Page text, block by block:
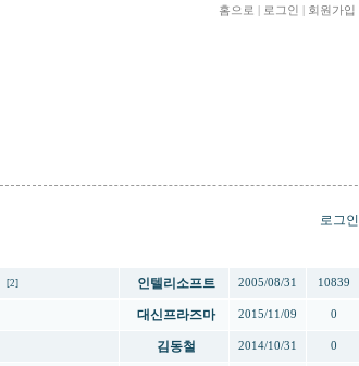
홈으로 | 로그인 | 회원가입
로그인
[2] 인텔리소프트 2005/08/31 10839
대신프라즈마 2015/11/09 0
김동철 2014/10/31 0